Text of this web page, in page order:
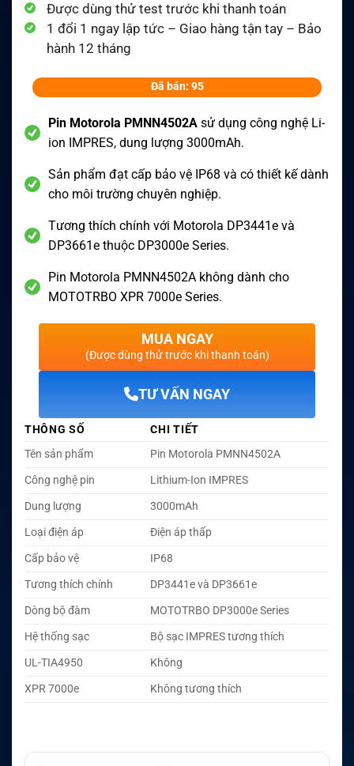
Được dùng thử test trước khi thanh toán
1 đổi 1 ngay lập tức – Giao hàng tận tay – Bảo
hành 12 tháng
Đã bán: 95
Pin Motorola PMNN4502A sử dụng công nghệ Li-
ion IMPRES, dung lượng 3000mAh.
Sản phẩm đạt cấp bảo vệ IP68 và có thiết kế dành
cho môi trường chuyên nghiệp.
Tương thích chính với Motorola DP3441e và
DP3661e thuộc DP3000e Series.
Pin Motorola PMNN4502A không dành cho
MOTOTRBO XPR 7000e Series.
MUA NGAY
(Được dùng thử trước khi thanh toán)
TƯ VẤN NGAY
THÔNG SỐ
CHI TIẾT
Tên sản phẩm
Pin Motorola PMNN4502A
Công nghệ pin
Lithium-Ion IMPRES
Dung lượng
3000mAh
Loại điện áp
Điện áp thấp
Cấp bảo vệ
IP68
Tương thích chính
DP3441e và DP3661e
Dòng bộ đàm
MOTOTRBO DP3000e Series
Hệ thống sạc
Bộ sạc IMPRES tương thích
UL-TIA4950
Không
XPR 7000e
Không tương thích